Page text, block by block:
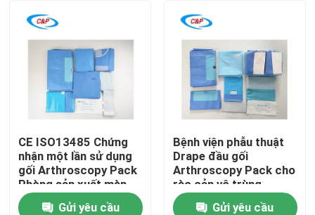
Trình diễn VR
Về chúng tôi
Chuyến tham quan nhà máy
Kiểm soát chất lượng
CE ISO13485 Chứng
nhận một lần sử dụng
gối Arthroscopy Pack
Phòng sản xuất màn
hình phẫu thuật
Gửi yêu cầu
Bệnh viện phẫu thuật
Drape đầu gối
Arthroscopy Pack cho
rào cản vô trùng
Gửi yêu cầu